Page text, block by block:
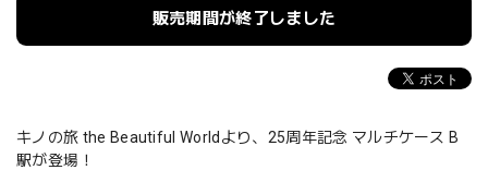
販売期間が終了しました
キノの旅 the Beautiful Worldより、25周年記念 マルチケース B
駅が登場！